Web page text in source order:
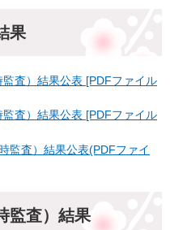
果
査）結果公表 [PDFファイル
査）結果公表 [PDFファイル
監査）結果公表(PDFファイ
監査）結果